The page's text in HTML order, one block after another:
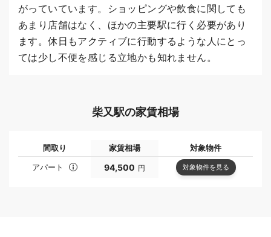
がっていています。ショッピングや飲食に関しても
あまり店舗はなく、ほかの主要駅に行く必要があり
ます。休日もアクティブに行動するような人にとっ
ては少し不便を感じる立地かも知れません。
柴又駅の家賃相場
間取り 家賃相場
対象物件
アパート
94,500 円 対象物件を見る